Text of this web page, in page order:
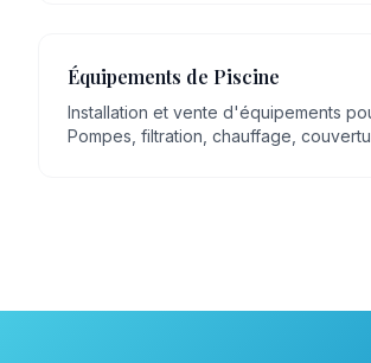
Équipements de Piscine
Installation et vente d'équipements
Pompes, filtration, chauffage,